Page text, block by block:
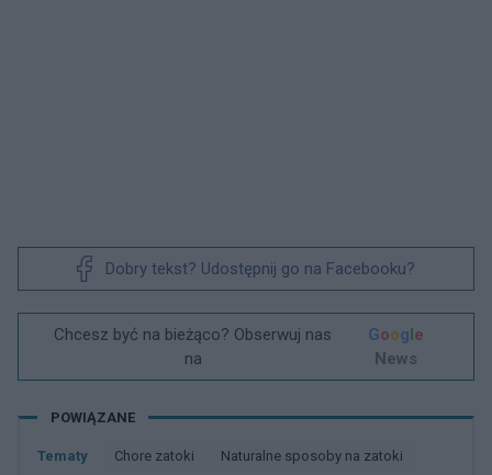
Dobry tekst? Udostępnij go na Facebooku?
Chcesz być na bieżąco? Obserwuj nas
na
Google
News
POWIĄZANE
Tematy Chore zatoki Naturalne sposoby na zatoki